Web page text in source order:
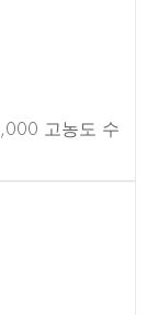
고농도 수